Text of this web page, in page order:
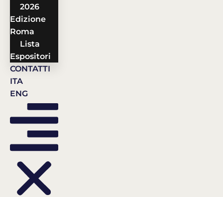
2026
Edizione
Roma
Lista
Espositori
CONTATTI
ITA
ENG